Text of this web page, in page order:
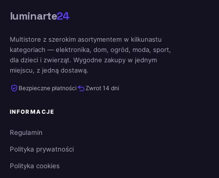
luminarte24
Multistore z szerokim asortymentem w kilkunastu
kategoriach — elektronika, dom, ogród, moda, sport,
dla dzieci i zwierząt. Wygodne zakupy w jednym
miejscu, z jedną dostawą.
Bezpieczne płatności Zwrot 14 dni
INFORMACJE
Regulamin
Polityka prywatności
Polityka cookies